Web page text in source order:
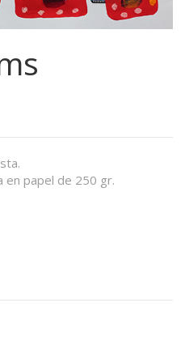
en papel de 250 gr.